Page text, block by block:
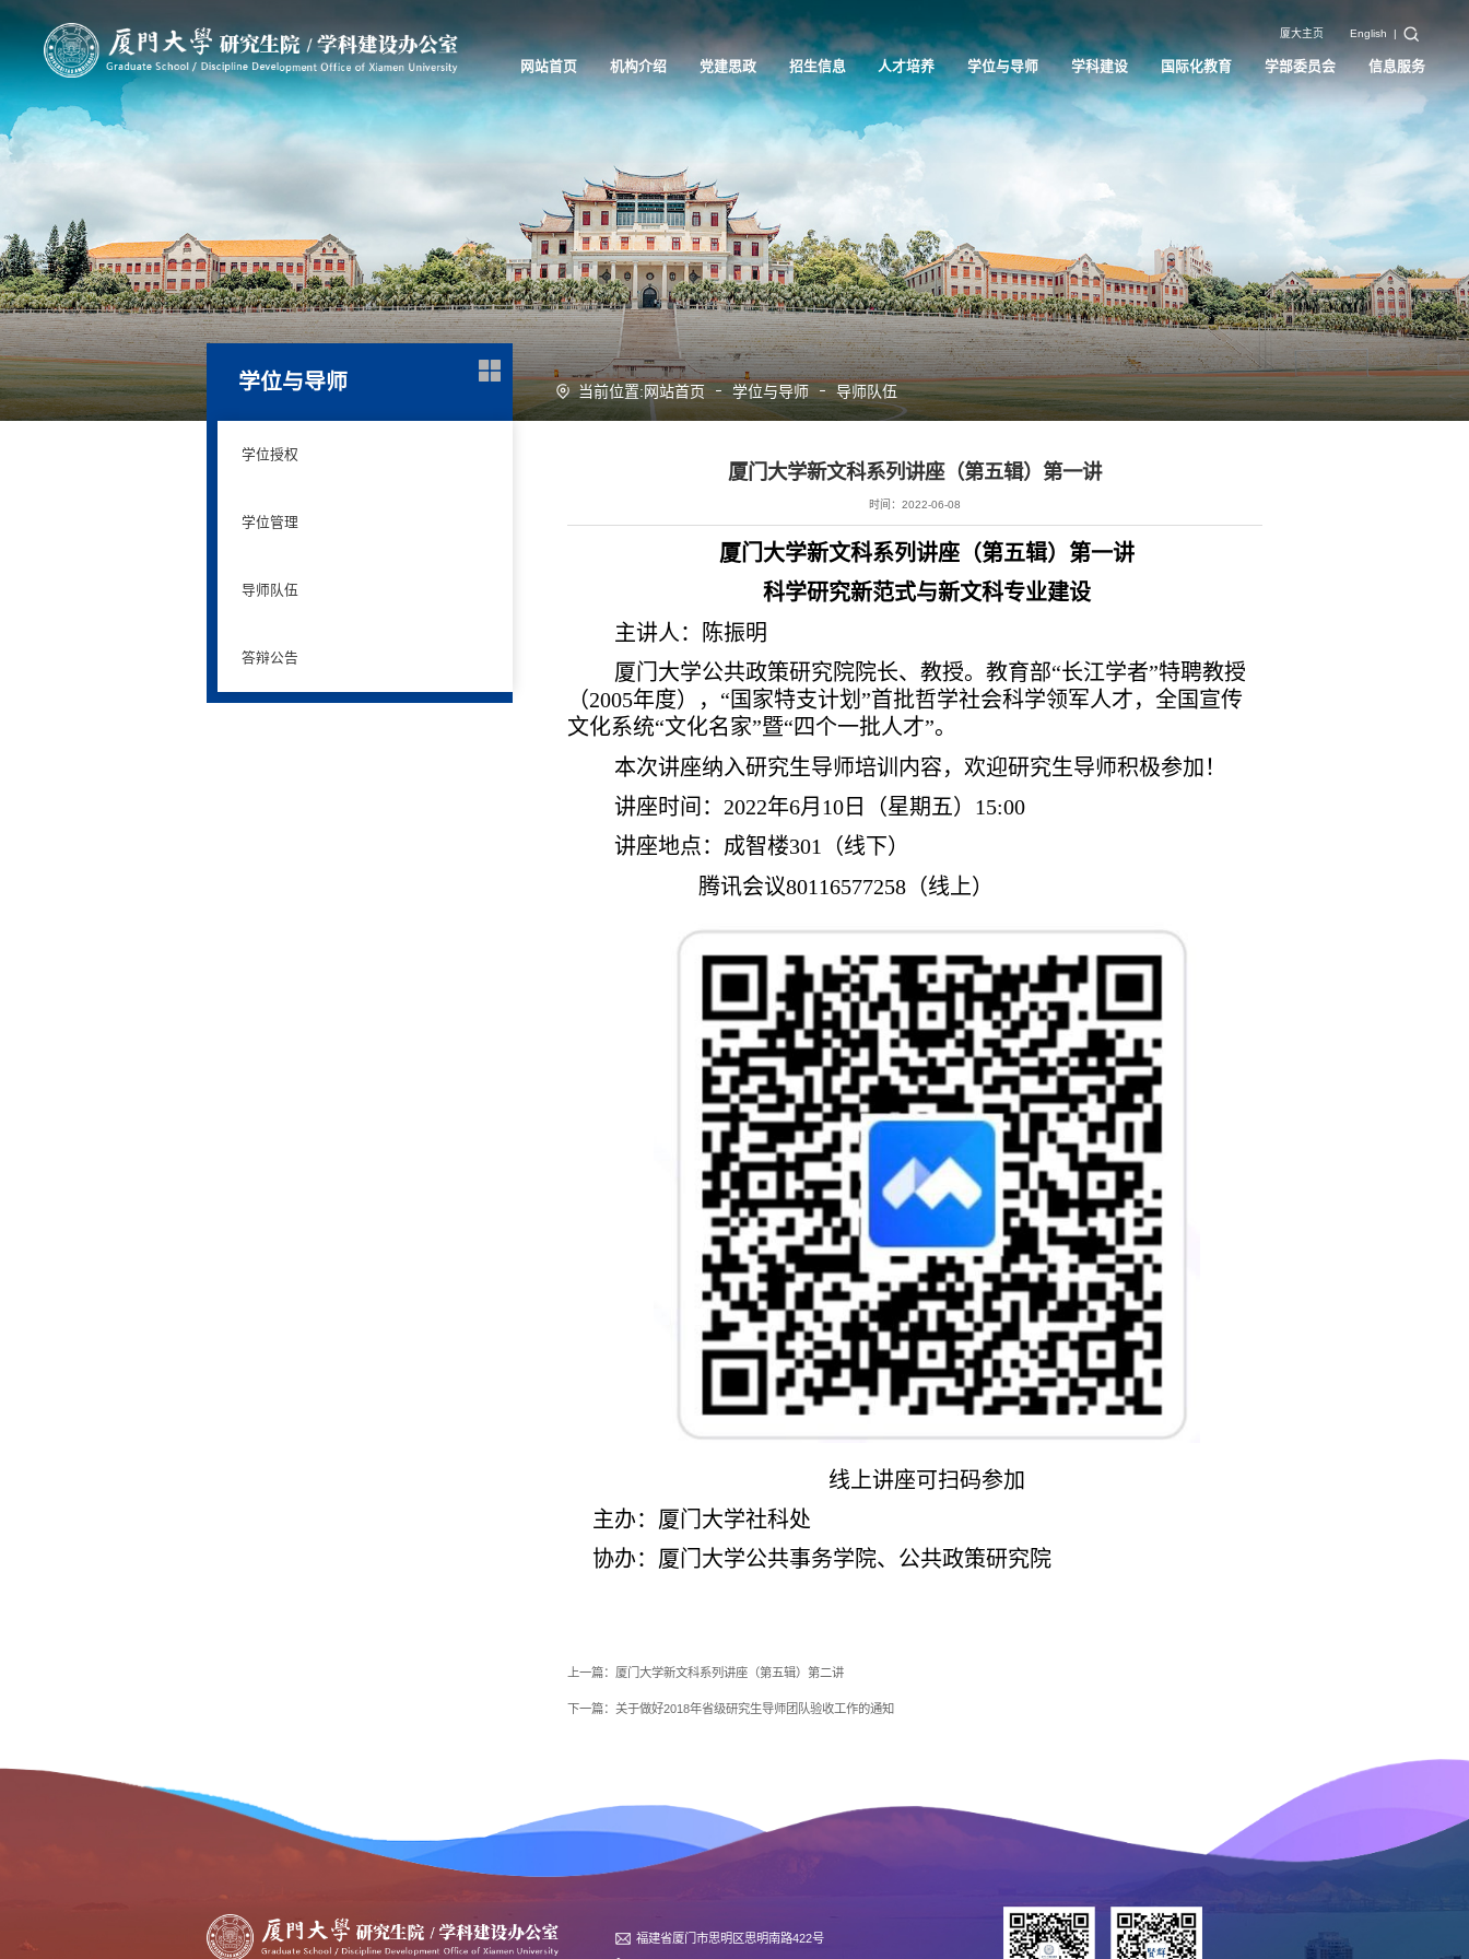
厦大主页 English |
网站首页 机构介绍 党建思政 招生信息 人才培养 学位与导师 学科建设 国际化教育 学部委员会 信息服务
当前位置:网站首页 学位与导师 导师队伍
学位与导师
学位授权
学位管理
导师队伍
答辩公告
厦门大学新文科系列讲座（第五辑）第一讲
时间：2022-06-08
厦门大学新文科系列讲座（第五辑）第一讲
科学研究新范式与新文科专业建设
主讲人：陈振明
厦门大学公共政策研究院院长、教授。教育部“长江学者”特聘教授
（2005年度），“国家特支计划”首批哲学社会科学领军人才，全国宣传
文化系统“文化名家”暨“四个一批人才”。
本次讲座纳入研究生导师培训内容，欢迎研究生导师积极参加！
讲座时间：2022年6月10日（星期五）15:00
讲座地点：成智楼301（线下）
腾讯会议80116577258（线上）
线上讲座可扫码参加
主办：厦门大学社科处
协办：厦门大学公共事务学院、公共政策研究院
上一篇： 厦门大学新文科系列讲座（第五辑）第二讲
下一篇：关于做好2018年省级研究生导师团队验收工作的通知
福建省厦门市思明区思明南路422号